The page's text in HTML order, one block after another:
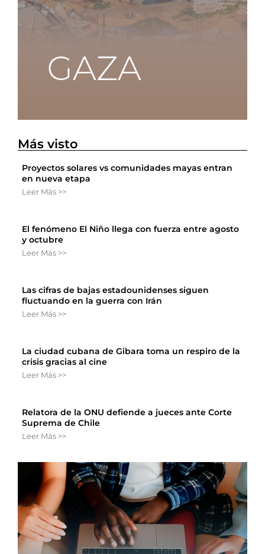
Más visto
Proyectos solares vs comunidades mayas entran
en nueva etapa
Leer Más >>
El fenómeno El Niño llega con fuerza entre agosto
y octubre
Leer Más >>
Las cifras de bajas estadounidenses siguen
fluctuando en la guerra con Irán
Leer Más >>
La ciudad cubana de Gibara toma un respiro de la
crisis gracias al cine
Leer Más >>
Relatora de la ONU defiende a jueces ante Corte
Suprema de Chile
Leer Más >>